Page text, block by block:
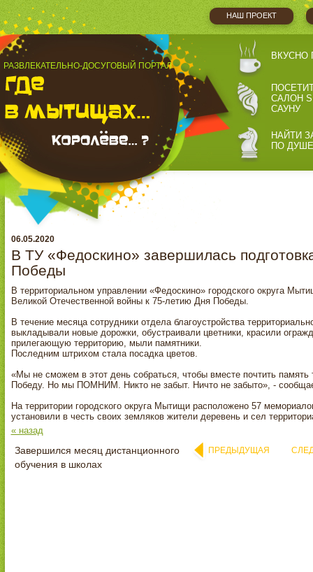
НАШ ПРОЕКТ
РАЗВЛЕКАТЕЛЬНО-ДОСУГОВЫЙ ПОРТАЛ
ВКУСНО
САЛОН
САУНУ
НАЙТИ
ПО ДУШЕ
06.05.2020
В ТУ «Федоскино» завершилась
Победы
В территориальном управлении «Федоскино» городского округа
Великой Отечественной войны к 75-летию Дня Победы.
В течение месяца сотрудники отдела благоустройства
выкладывали новые дорожки, обустраивали цветники, красили
прилегающую территорию, мыли памятники.
Последним штрихом стала посадка цветов.
«Мы не сможем в этот день собраться, чтобы вместе почтить
Победу. Но мы ПОМНИМ. Никто не забыт. Ничто не забыто», -
На территории городского округа Мытищи расположено 57
установили в честь своих земляков жители деревень и сел
« назад
Завершился месяц дистанционного
обучения в школах
ПРЕДЫДУЩАЯ